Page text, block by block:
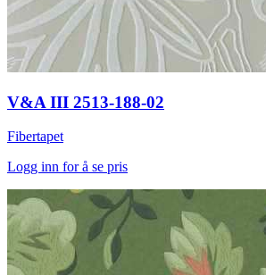
V&A III 2513-188-02
Fibertapet
Logg inn for å se pris